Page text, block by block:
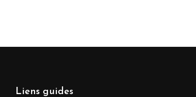
Liens guides